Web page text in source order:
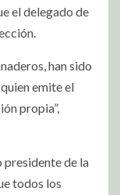
el delegado de
han sido
emite el
propia”,
presidente de la
todos los